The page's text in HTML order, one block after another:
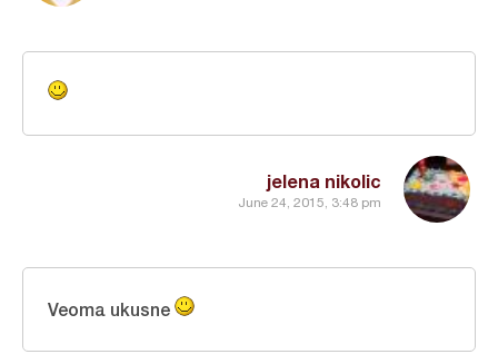
jelena nikolic
June 24, 2015, 3:48 pm
Veoma ukusne